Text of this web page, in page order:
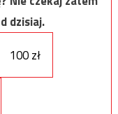
dzisiaj.
100 zł